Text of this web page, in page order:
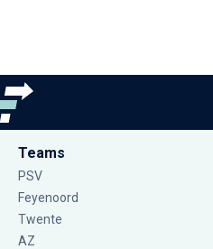
Teams
PSV
Feyenoord
Twente
AZ